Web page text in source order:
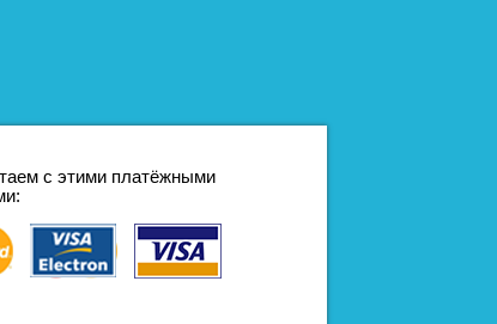
с этими платёжными